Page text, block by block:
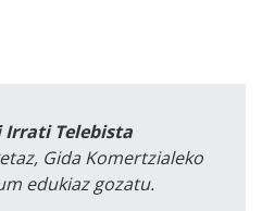
Irrati Telebista
Gida Komertzialeko
edukiaz gozatu.